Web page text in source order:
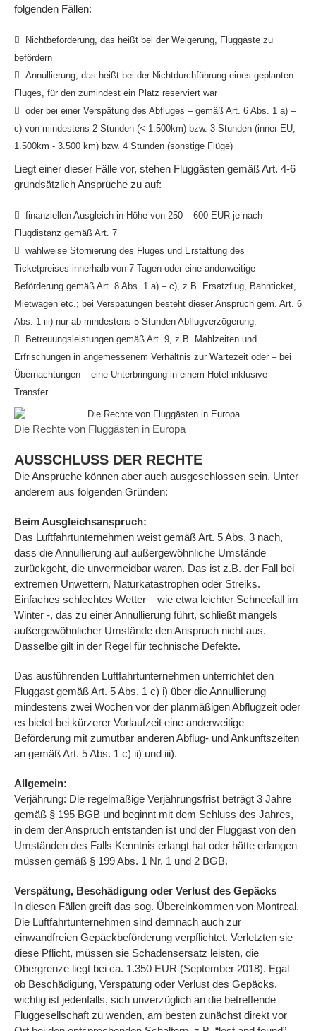
folgenden Fällen:
Nichtbeförderung, das heißt bei der Weigerung, Fluggäste zu
befördern
Annullierung, das heißt bei der Nichtdurchführung eines geplanten
Fluges, für den zumindest ein Platz reserviert war
oder bei einer Verspätung des Abfluges – gemäß Art. 6 Abs. 1 a) –
c) von mindestens 2 Stunden (< 1.500km) bzw. 3 Stunden (inner-EU,
1.500km - 3.500 km) bzw. 4 Stunden (sonstige Flüge)
Liegt einer dieser Fälle vor, stehen Fluggästen gemäß Art. 4-6
grundsätzlich Ansprüche zu auf:
finanziellen Ausgleich in Höhe von 250 – 600 EUR je nach
Flugdistanz gemäß Art. 7
wahlweise Stornierung des Fluges und Erstattung des
Ticketpreises innerhalb von 7 Tagen oder eine anderweitige
Beförderung gemäß Art. 8 Abs. 1 a) – c), z.B. Ersatzflug, Bahnticket,
Mietwagen etc.; bei Verspätungen besteht dieser Anspruch gem. Art. 6
Abs. 1 iii) nur ab mindestens 5 Stunden Abflugverzögerung.
Betreuungsleistungen gemäß Art. 9, z.B. Mahlzeiten und
Erfrischungen in angemessenem Verhältnis zur Wartezeit oder – bei
Übernachtungen – eine Unterbringung in einem Hotel inklusive
Transfer.
Die Rechte von Fluggästen in Europa
AUSSCHLUSS DER RECHTE
Die Ansprüche können aber auch ausgeschlossen sein. Unter
anderem aus folgenden Gründen:
Beim Ausgleichsanspruch:
Das Luftfahrtunternehmen weist gemäß Art. 5 Abs. 3 nach,
dass die Annullierung auf außergewöhnliche Umstände
zurückgeht, die unvermeidbar waren. Das ist z.B. der Fall bei
extremen Unwettern, Naturkatastrophen oder Streiks.
Einfaches schlechtes Wetter – wie etwa leichter Schneefall im
Winter -, das zu einer Annullierung führt, schließt mangels
außergewöhnlicher Umstände den Anspruch nicht aus.
Dasselbe gilt in der Regel für technische Defekte.
Das ausführenden Luftfahrtunternehmen unterrichtet den
Fluggast gemäß Art. 5 Abs. 1 c) i) über die Annullierung
mindestens zwei Wochen vor der planmäßigen Abflugzeit oder
es bietet bei kürzerer Vorlaufzeit eine anderweitige
Beförderung mit zumutbar anderen Abflug- und Ankunftszeiten
an gemäß Art. 5 Abs. 1 c) ii) und iii).
Allgemein:
Verjährung: Die regelmäßige Verjährungsfrist beträgt 3 Jahre
gemäß § 195 BGB und beginnt mit dem Schluss des Jahres,
in dem der Anspruch entstanden ist und der Fluggast von den
Umständen des Falls Kenntnis erlangt hat oder hätte erlangen
müssen gemäß § 199 Abs. 1 Nr. 1 und 2 BGB.
Verspätung, Beschädigung oder Verlust des Gepäcks
In diesen Fällen greift das sog. Übereinkommen von Montreal.
Die Luftfahrtunternehmen sind demnach auch zur
einwandfreien Gepäckbeförderung verpflichtet. Verletzten sie
diese Pflicht, müssen sie Schadensersatz leisten, die
Obergrenze liegt bei ca. 1.350 EUR (September 2018). Egal
ob Beschädigung, Verspätung oder Verlust des Gepäcks,
wichtig ist jedenfalls, sich unverzüglich an die betreffende
Fluggesellschaft zu wenden, am besten zunächst direkt vor